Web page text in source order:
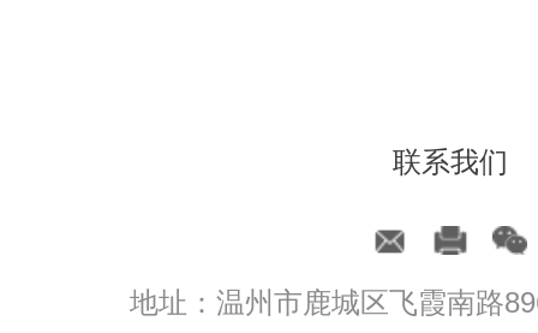
联系我们
地址：温州市鹿城区飞霞南路